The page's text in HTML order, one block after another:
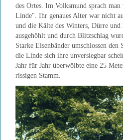
des Ortes. Im Volksmund sprach man
Linde". Ihr genaues Alter war nicht
und die Kälte des Winters, Dürre und
ausgehöhlt und durch Blitzschlag
Starke Eisenbänder umschlossen
die Linde sich ihre unversiegbar
Jahr für Jahr überwölbte eine 25
rissigen Stamm.